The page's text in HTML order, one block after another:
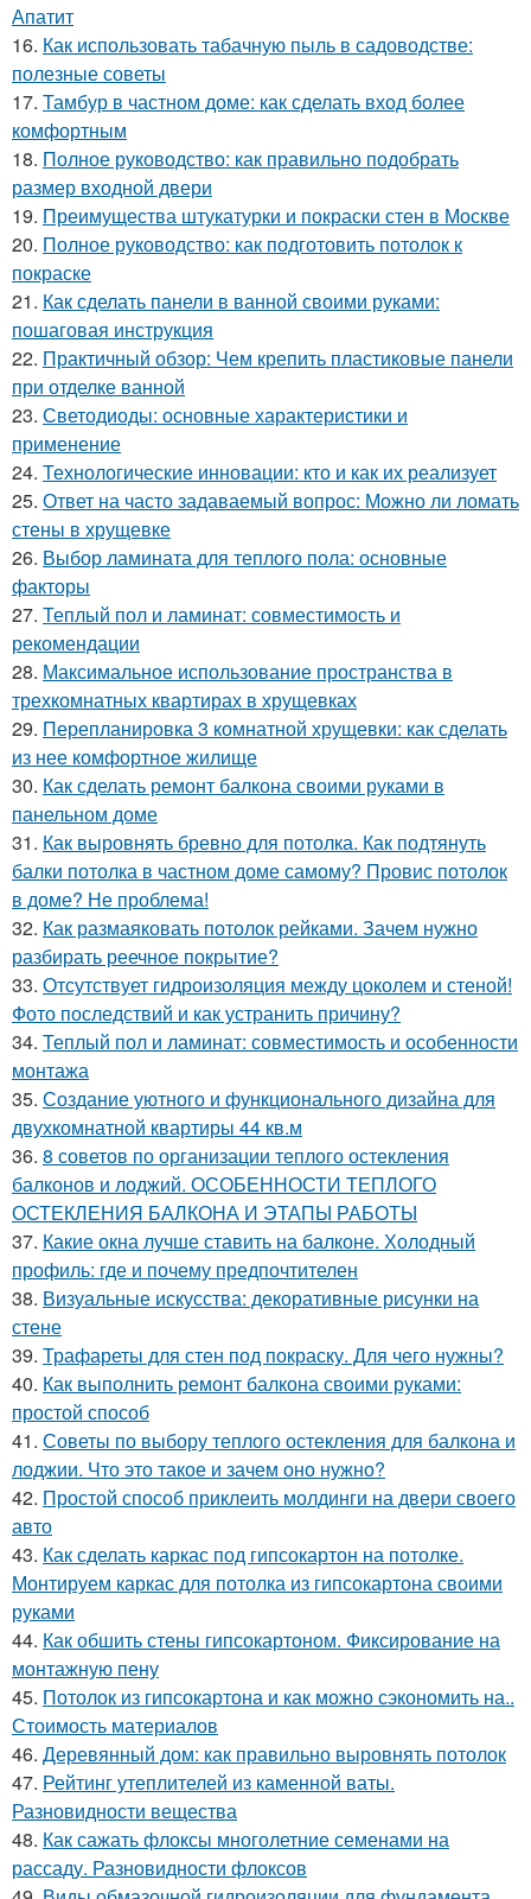
Апатит
16. Как использовать табачную пыль в садоводстве:
полезные советы
17. Тамбур в частном доме: как сделать вход более
комфортным
18. Полное руководство: как правильно подобрать
размер входной двери
19. Преимущества штукатурки и покраски стен в Москве
20. Полное руководство: как подготовить потолок к
покраске
21. Как сделать панели в ванной своими руками:
пошаговая инструкция
22. Практичный обзор: Чем крепить пластиковые панели
при отделке ванной
23. Светодиоды: основные характеристики и
применение
24. Технологические инновации: кто и как их реализует
25. Ответ на часто задаваемый вопрос: Можно ли ломать
стены в хрущевке
26. Выбор ламината для теплого пола: основные
факторы
27. Теплый пол и ламинат: совместимость и
рекомендации
28. Максимальное использование пространства в
трехкомнатных квартирах в хрущевках
29. Перепланировка 3 комнатной хрущевки: как сделать
из нее комфортное жилище
30. Как сделать ремонт балкона своими руками в
панельном доме
31. Как выровнять бревно для потолка. Как подтянуть
балки потолка в частном доме самому? Провис потолок
в доме? Не проблема!
32. Как размаяковать потолок рейками. Зачем нужно
разбирать реечное покрытие?
33. Отсутствует гидроизоляция между цоколем и стеной!
Фото последствий и как устранить причину?
34. Теплый пол и ламинат: совместимость и особенности
монтажа
35. Создание уютного и функционального дизайна для
двухкомнатной квартиры 44 кв.м
36. 8 советов по организации теплого остекления
балконов и лоджий. ОСОБЕННОСТИ ТЕПЛОГО
ОСТЕКЛЕНИЯ БАЛКОНА И ЭТАПЫ РАБОТЫ
37. Какие окна лучше ставить на балконе. Холодный
профиль: где и почему предпочтителен
38. Визуальные искусства: декоративные рисунки на
стене
39. Трафареты для стен под покраску. Для чего нужны?
40. Как выполнить ремонт балкона своими руками:
простой способ
41. Советы по выбору теплого остекления для балкона и
лоджии. Что это такое и зачем оно нужно?
42. Простой способ приклеить молдинги на двери своего
авто
43. Как сделать каркас под гипсокартон на потолке.
Монтируем каркас для потолка из гипсокартона своими
руками
44. Как обшить стены гипсокартоном. Фиксирование на
монтажную пену
45. Потолок из гипсокартона и как можно сэкономить на..
Стоимость материалов
46. Деревянный дом: как правильно выровнять потолок
47. Рейтинг утеплителей из каменной ваты.
Разновидности вещества
48. Как сажать флоксы многолетние семенами на
рассаду. Разновидности флоксов